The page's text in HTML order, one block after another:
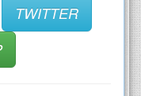
TWITTER